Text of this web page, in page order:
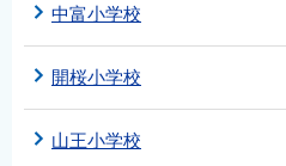
中富小学校
開桜小学校
山王小学校